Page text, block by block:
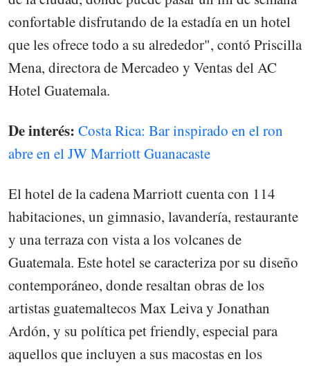
confortable disfrutando de la estadía en un hotel
que les ofrece todo a su alrededor", contó Priscilla
Mena, directora de Mercadeo y Ventas del AC
Hotel Guatemala.
De interés: Costa Rica: Bar inspirado en el ron
abre en el JW Marriott Guanacaste
El hotel de la cadena Marriott cuenta con 114
habitaciones, un gimnasio, lavandería, restaurante
y una terraza con vista a los volcanes de
Guatemala. Este hotel se caracteriza por su diseño
contemporáneo, donde resaltan obras de los
artistas guatemaltecos Max Leiva y Jonathan
Ardón, y su política pet friendly, especial para
aquellos que incluyen a sus macostas en los